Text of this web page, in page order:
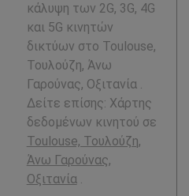
κάλυψη των 2G, 3G, 4G
και 5G κινητών
δικτύων στο Toulouse,
Τουλούζη, Άνω
Γαρούνας, Οξιτανία .
Δείτε επίσης: Χάρτης
δεδομένων κινητού σε
Toulouse, Τουλούζη,
Άνω Γαρούνας,
Οξιτανία.